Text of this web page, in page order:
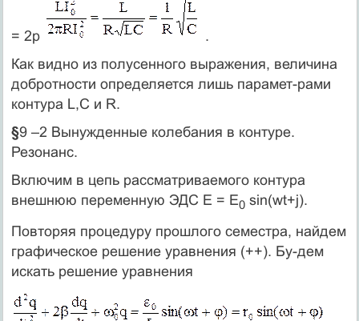
= 2p
.
Как видно из полусенного выражения, величина
добротности определяется лишь парамет-рами
контура L,C и R.
§9 –2 Вынужденные колебания в контуре.
Резонанс.
Включим в цепь рассматриваемого контура
внешнюю переменную ЭДС E = E0sin(wt+j).
Повторяя процедуру прошлого семестра, найдем
графическое решение уравнения (++). Бу-дем
искать решение уравнения